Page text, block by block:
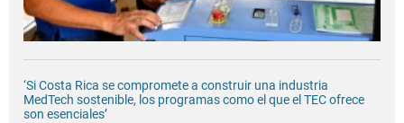
‘Si Costa Rica se compromete a construir una industria
MedTech sostenible, los programas como el que el TEC ofrece
son esenciales’